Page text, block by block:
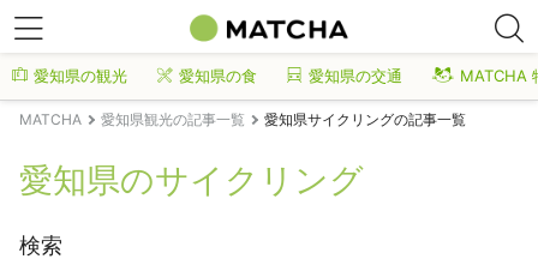
愛知県の観光 愛知県の食 愛知県の交通 MATCHA
MATCHA 愛知県観光の記事一覧 愛知県サイクリングの記事一覧
愛知県のサイクリング
検索